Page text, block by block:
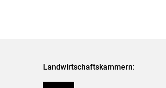
Landwirtschaftskammern: